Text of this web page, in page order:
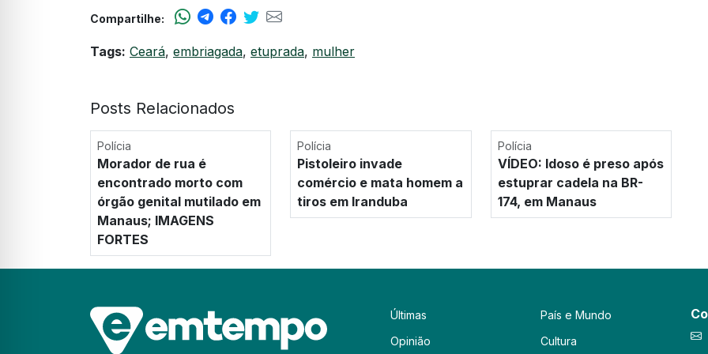
Compartilhe:
Tags: Ceará, embriagada, etuprada, mulher
Posts Relacionados
Polícia
Morador de rua é
encontrado morto com
órgão genital mutilado em
Manaus; IMAGENS
FORTES
Polícia
Pistoleiro invade
comércio e mata homem a
tiros em Iranduba
Polícia
VÍDEO: Idoso é preso após
estuprar cadela na BR-
174, em Manaus
Últimas
Opinião
País e Mundo
Cultura